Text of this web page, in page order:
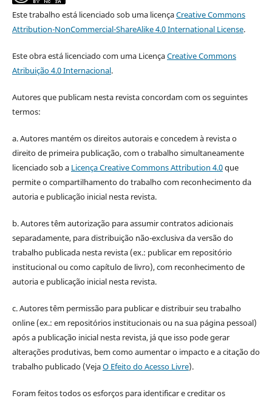
Este trabalho está licenciado sob uma licençaCreative Commons
Attribution-NonCommercial-ShareAlike 4.0 International License.
Este obra está licenciado com uma LicençaCreative Commons
Atribuição 4.0 Internacional.
Autores que publicam nesta revista concordam com os seguintes
termos:
a. Autores mantém os direitos autorais e concedem à revista o
direito de primeira publicação, com o trabalho simultaneamente
licenciado sob a Licença Creative Commons Attribution 4.0que
permite o compartilhamento do trabalho com reconhecimento da
autoria e publicação inicial nesta revista.
b. Autores têm autorização para assumir contratos adicionais
separadamente, para distribuição não-exclusiva da versão do
trabalho publicada nesta revista (ex.: publicar em repositório
institucional ou como capítulo de livro), com reconhecimento de
autoria e publicação inicial nesta revista.
c. Autores têm permissão para publicar e distribuir seu trabalho
online (ex.: em repositórios institucionais ou na sua página pessoal)
após a publicação inicial nesta revista, já que isso pode gerar
alterações produtivas, bem como aumentar o impacto e a citação do
trabalho publicado (VejaO Efeito do Acesso Livre).
Foram feitos todos os esforços para identificar e creditar os